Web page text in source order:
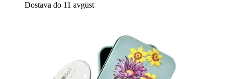
Dostava do 11 avgust